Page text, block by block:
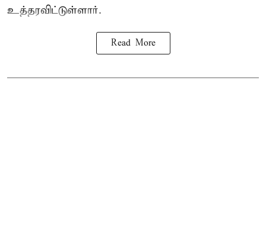
உத்தரவிட்டுள்ளார்.
Read More